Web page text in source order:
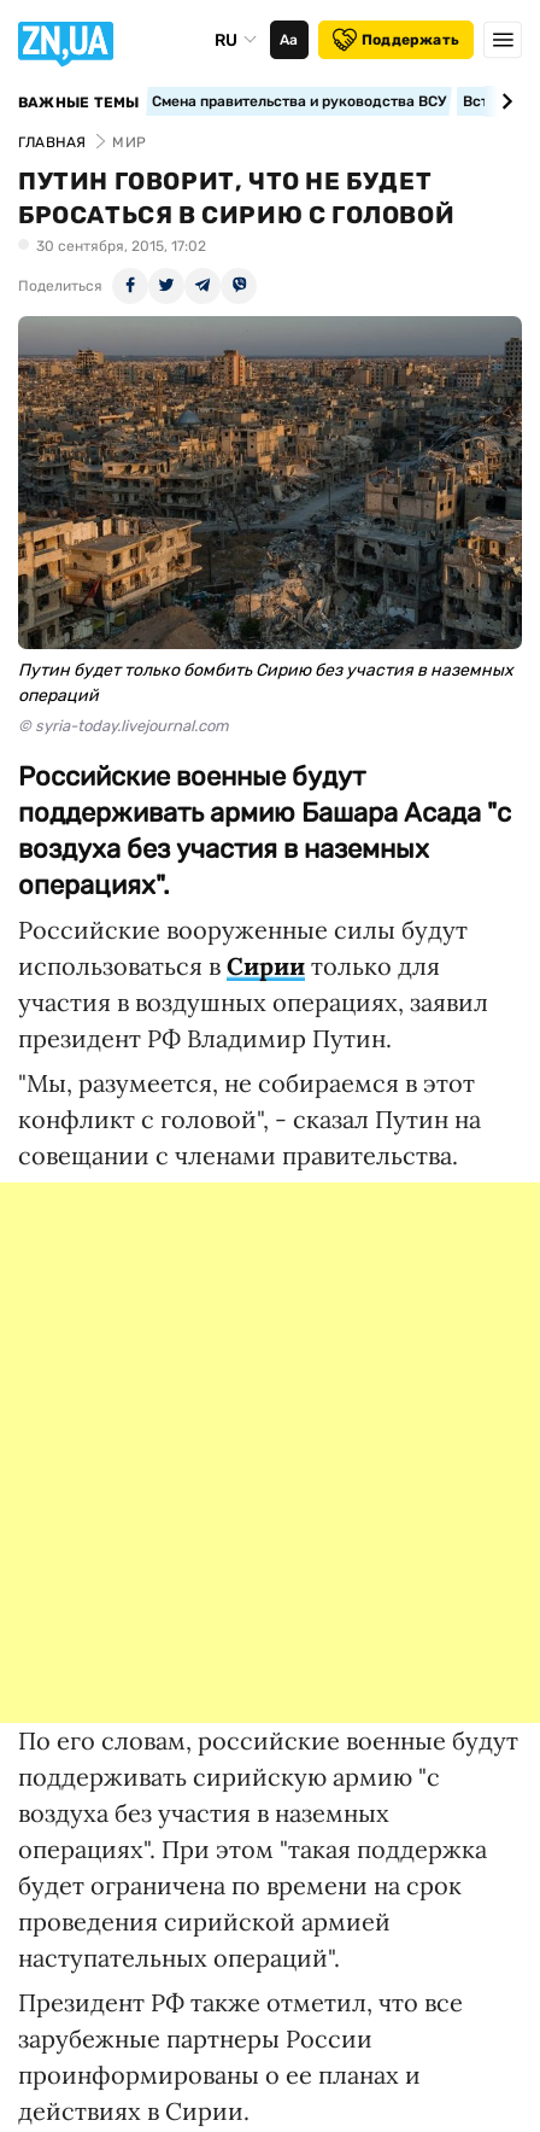
RU Аа Поддержать
ВАЖНЫЕ ТЕМЫ Смена правительства и руководства ВСУ
ГЛАВНАЯ МИР
ПУТИН ГОВОРИТ, ЧТО НЕ БУДЕТ
БРОСАТЬСЯ В СИРИЮ С ГОЛОВОЙ
30 сентября, 2015, 17:02
Поделиться
Путин будет только бомбить Сирию без участия в наземных
операций
© syria-today.livejournal.com
Российские военные будут
поддерживать армию Башара Асада "с
воздуха без участия в наземных
операциях".
Российские вооруженные силы будут
использоваться в Сирии только для
участия в воздушных операциях, заявил
президент РФ Владимир Путин.
"Мы, разумеется, не собираемся в этот
конфликт с головой", - сказал Путин на
совещании с членами правительства.
По его словам, российские военные будут
поддерживать сирийскую армию "с
воздуха без участия в наземных
операциях". При этом "такая поддержка
будет ограничена по времени на срок
проведения сирийской армией
наступательных операций".
Президент РФ также отметил, что все
зарубежные партнеры России
проинформированы о ее планах и
действиях в Сирии.